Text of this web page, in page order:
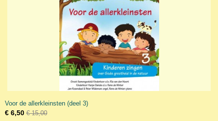
Voor de allerkleinsten (deel 3)
€ 6,50 € 15,00